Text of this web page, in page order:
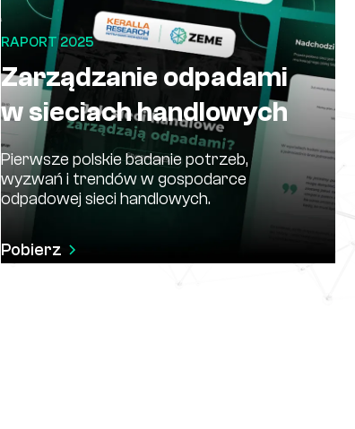
RAPORT 2025
Zarządzanie odpadami
w sieciach handlowych
Pierwsze polskie badanie potrzeb,
wyzwań i trendów w gospodarce
odpadowej sieci handlowych.
Pobierz